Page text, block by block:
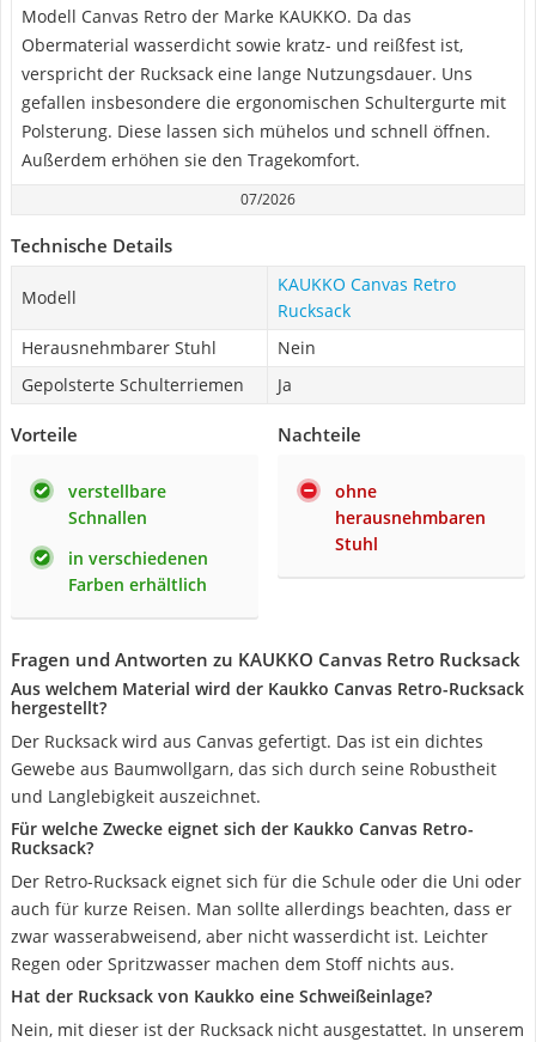
Modell Canvas Retro der Marke KAUKKO. Da das
Obermaterial wasserdicht sowie kratz- und reißfest ist,
verspricht der Rucksack eine lange Nutzungsdauer. Uns
gefallen insbesondere die ergonomischen Schultergurte mit
Polsterung. Diese lassen sich mühelos und schnell öffnen.
Außerdem erhöhen sie den Tragekomfort.
07/2026
Technische Details
Modell
KAUKKO Canvas Retro
Rucksack
Herausnehmbarer Stuhl
Nein
Gepolsterte Schulterriemen
Ja
Vorteile
verstellbare
Schnallen
in verschiedenen
Farben erhältlich
Nachteile
ohne
herausnehmbaren
Stuhl
Fragen und Antworten zu KAUKKO Canvas Retro Rucksack
Aus welchem Material wird der Kaukko Canvas Retro-Rucksack
hergestellt?
Der Rucksack wird aus Canvas gefertigt. Das ist ein dichtes
Gewebe aus Baumwollgarn, das sich durch seine Robustheit
und Langlebigkeit auszeichnet.
Für welche Zwecke eignet sich der Kaukko Canvas Retro-
Rucksack?
Der Retro-Rucksack eignet sich für die Schule oder die Uni oder
auch für kurze Reisen. Man sollte allerdings beachten, dass er
zwar wasserabweisend, aber nicht wasserdicht ist. Leichter
Regen oder Spritzwasser machen dem Stoff nichts aus.
Hat der Rucksack von Kaukko eine Schweißeinlage?
Nein, mit dieser ist der Rucksack nicht ausgestattet. In unserem